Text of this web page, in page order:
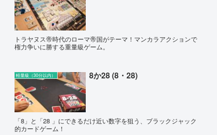
トラヤヌス帝時代のローマ帝国がテーマ！マンカラアクションで
権力争いに勝する重量級ゲーム。
軽量級（30分以内） 8か28 (8・28)
「8」と「28 」にできるだけ近い数字を狙う、ブラックジャック
的カードゲーム！